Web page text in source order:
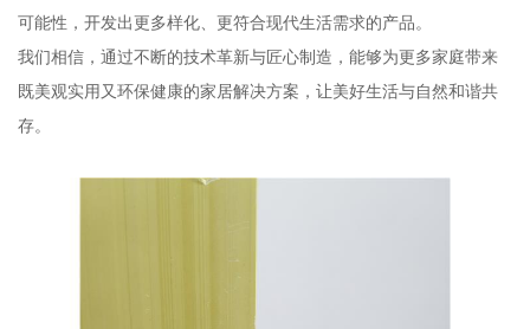
可能性，开发出更多样化、更符合现代生活需求的产品。
我们相信，通过不断的技术革新与匠心制造，能够为更多家庭带来
既美观实用又环保健康的家居解决方案，让美好生活与自然和谐共
存。